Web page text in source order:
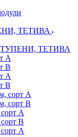
ТЕТИВА
ТЕТИВА
А
В
А
В
сорт А
сорт В
А
В
А